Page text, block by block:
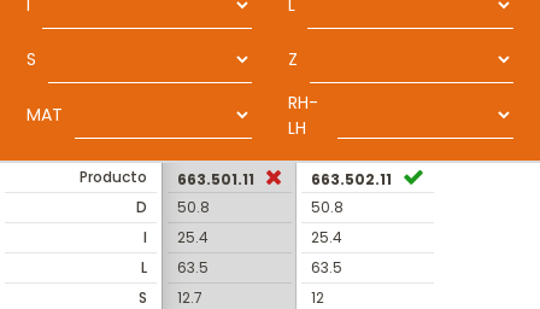
S Z
MAT
RH-
LH
Producto
D
I
L
S
663.501.11
50.8
25.4
63.5
12.7
663.502.11
50.8
25.4
63.5
12